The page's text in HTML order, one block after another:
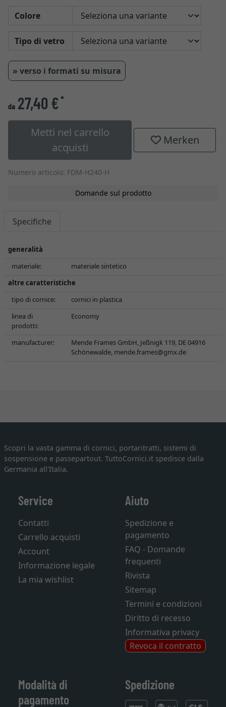
Colore
Tipo di vetro
» verso i formati su misura
da 27,40 €*
Metti nel carrello
acquisti
Merken
Numero articolo: FDM-H240-H
Domande sul prodotto
Specifiche
generalità
materiale:
materiale sintetico
altre caratteristiche
tipo di cornice:
cornici in plastica
linea di
prodotti:
Economy
manufacturer:
Mende Frames GmbH, Jeßnigk 119, DE 04916
Schönewalde, mende.frames@gmx.de
Scopri la vasta gamma di cornici, portaritratti, sistemi di
sospensione e passepartout. TuttoCornici.it spedisce dalla
Germania all'Italia.
Service
Contatti
Carrello acquisti
Account
Informazione legale
La mia wishlist
Aiuto
Spedizione e
pagamento
FAQ - Domande
frequenti
Rivista
Sitemap
Termini e condizioni
Diritto di recesso
Informativa privacy
Revoca il contratto
Modalità di
pagamento
Spedizione